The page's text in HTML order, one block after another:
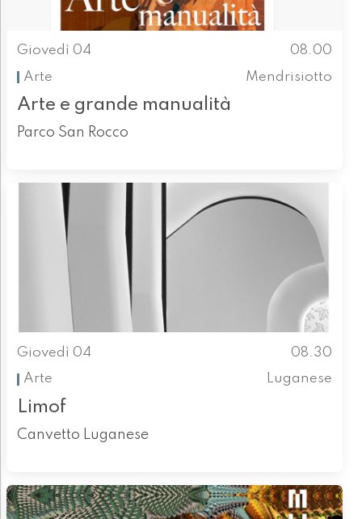
Giovedì 04
08.00
Arte
Mendrisiotto
Arte e grande manualità
Parco San Rocco
Giovedì 04
08.30
Arte
Luganese
Limof
Canvetto Luganese